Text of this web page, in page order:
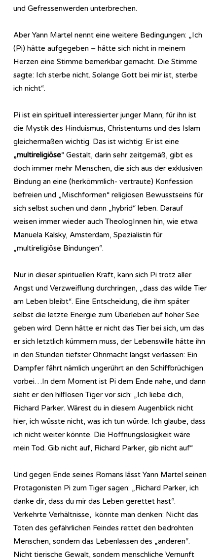
und Gefressenwerden unterbrechen.
Aber Yann Martel nennt eine weitere Bedingungen: „Ich
(Pi) hätte aufgegeben – hätte sich nicht in meinem
Herzen eine Stimme bemerkbar gemacht. Die Stimme
sagte: Ich sterbe nicht. Solange Gott bei mir ist, sterbe
ich nicht“.
Pi ist ein spirituell interessierter junger Mann; für ihn ist
die Mystik des Hinduismus, Christentums und des Islam
gleichermaßen wichtig. Das ist wichtig: Er ist eine
„multireligiöse“ Gestalt, darin sehr zeitgemäß, gibt es
doch immer mehr Menschen, die sich aus der exklusiven
Bindung an eine (herkömmlich- vertraute) Konfession
befreien und „Mischformen“ religiösen Bewusstseins für
sich selbst suchen und dann „hybrid“ leben. Darauf
weisen immer wieder auch TheologInnen hin, wie etwa
Manuela Kalsky, Amsterdam, Spezialistin für
„multireligiöse Bindungen“.
Nur in dieser spirituellen Kraft, kann sich Pi trotz aller
Angst und Verzweiflung durchringen, „dass das wilde Tier
am Leben bleibt“. Eine Entscheidung, die ihm später
selbst die letzte Energie zum Überleben auf hoher See
geben wird: Denn hätte er nicht das Tier bei sich, um das
er sich letztlich kümmern muss, der Lebenswille hätte ihn
in den Stunden tiefster Ohnmacht längst verlassen: Ein
Dampfer fährt nämlich ungerührt an den Schiffbrüchigen
vorbei…In dem Moment ist Pi dem Ende nahe, und dann
sieht er den hilflosen Tiger vor sich: „Ich liebe dich,
Richard Parker. Wärest du in diesem Augenblick nicht
hier, ich wüsste nicht, was ich tun würde. Ich glaube, dass
ich nicht weiter könnte. Die Hoffnungslosigkeit wäre
mein Tod. Gib nicht auf, Richard Parker, gib nicht auf“
Und gegen Ende seines Romans lässt Yann Martel seinen
Protagonisten Pi zum Tiger sagen: „Richard Parker, ich
danke dir, dass du mir das Leben gerettet hast“.
Verkehrte Verhältnisse, könnte man denken: Nicht das
Töten des gefährlichen Feindes rettet den bedrohten
Menschen, sondern das Lebenlassen des „anderen“.
Nicht tierische Gewalt, sondern menschliche Vernunft